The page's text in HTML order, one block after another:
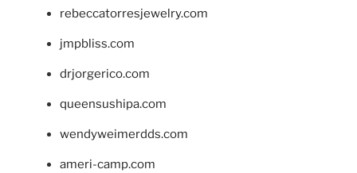
rebeccatorresjewelry.com
jmpbliss.com
drjorgerico.com
queensushipa.com
wendyweimerdds.com
ameri-camp.com